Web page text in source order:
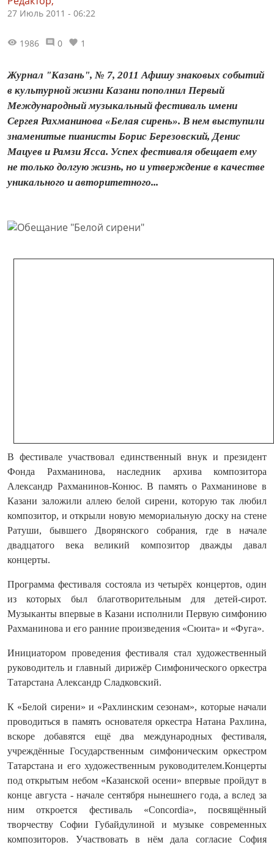
27 Июль 2011 - 06:22
1986 0 1
Журнал "Казань", № 7, 2011 Афишу знаковых событий
в культурной жизни Казани пополнил Первый
Международный музыкальный фестиваль имени
Сергея Рахманинова «Белая сирень». В нем выступили
знаменитые пианисты Борис Березовский, Денис
Мацуев и Рамзи Ясса. Успех фестиваля обещает ему
не только долгую жизнь, но и утверждение в качестве
уникального и авторитетного...
В фестивале участвовал единственный внук и президент
Фонда Рахманинова, наследник архива композитора
Александр Рахманинов-Конюс. В память о Рахманинове в
Казани заложили аллею белой сирени, которую так любил
композитор, и открыли новую мемориальную доску на стене
Ратуши, бывшего Дворянского собрания, где в начале
двадцатого века великий композитор дважды давал
концерты.
Программа фестиваля состояла из четырёх концертов, один
из которых был благотворительным для детей-сирот.
Музыканты впервые в Казани исполнили Первую симфонию
Рахманинова и его ранние произведения «Сюита» и «Фуга».
Инициатором проведения фестиваля стал художественный
руководитель и главный дирижёр Симфонического оркестра
Татарстана Александр Сладковский.
К «Белой сирени» и «Рахлинским сезонам», которые начали
проводиться в память основателя оркестра Натана Рахлина,
вскоре добавятся ещё два международных фестиваля,
учреждённые Государственным симфоническим оркестром
Татарстана и его художественным руководителем.Концерты
под открытым небом «Казанской осени» впервые пройдут в
конце августа - начале сентября нынешнего года, а вслед за
ним откроется фестиваль «Concordia», посвящённый
творчеству Софии Губайдулиной и музыке современных
композиторов. Участвовать в нём дала согласие София